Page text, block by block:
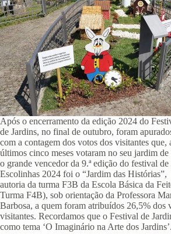
Após o encerramento da edição 2024 do
de Jardins, no final de outubro, foram
com a contagem dos votos dos visitantes que,
últimos cinco meses votaram no seu jardim
o grande vencedor da 9.ª edição do festival de
Escolinhas 2024 foi o “Jardim das Histórias”,
autoria da turma F3B da Escola Básica da
Turma F4B), sob orientação da Professora
Barbosa, a quem foram atribuídos 26,5% dos
visitantes. Recordamos que o Festival de
como tema ‘O Imaginário na Arte dos Jardins’.